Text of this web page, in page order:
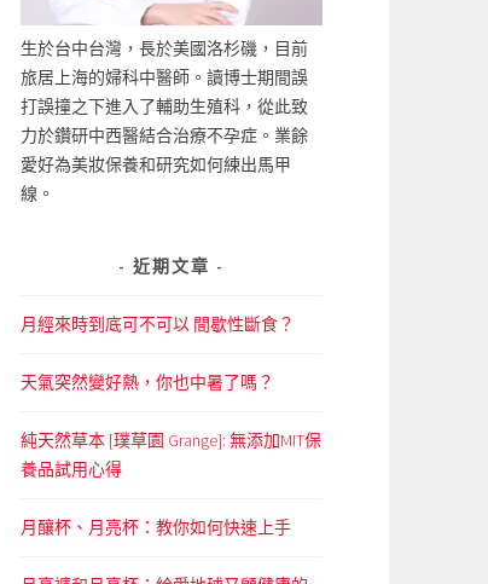
生於台中台灣，長於美國洛杉磯，目前
旅居上海的婦科中醫師。讀博士期間誤
打誤撞之下進入了輔助生殖科，從此致
力於鑽研中西醫結合治療不孕症。業餘
愛好為美妝保養和研究如何練出馬甲
線。
近期文章
月經來時到底可不可以 間歇性斷食？
天氣突然變好熱，你也中暑了嗎？
純天然草本 [璞草園 Grange]: 無添加MIT保
養品試用心得
月釀杯、月亮杯：教你如何快速上手